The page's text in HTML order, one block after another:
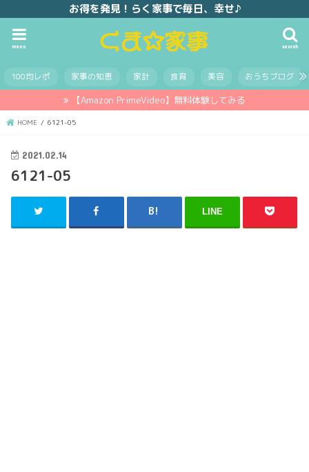
お得を発見！らく家事で毎日、幸せ♪
search
menu
100均レポ 家事の知恵 家計 食育 美容 おうちブログ
【Amazon PrimeVideo】無料体験してみる
HOME 6121-05
2021.02.14
6121-05
LINE